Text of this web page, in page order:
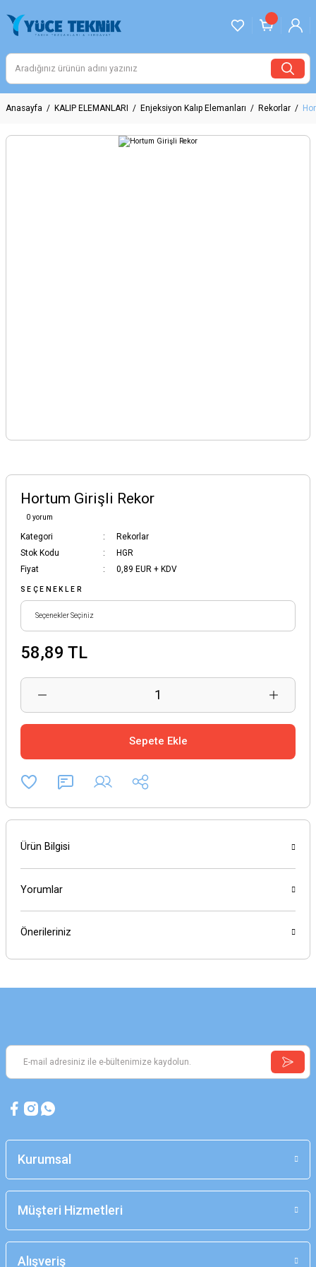
Anasayfa KALIP ELEMANLARI Enjeksiyon Kalıp Elemanları Rekorlar
Hortum Girişli Rekor
0 yorum
Kategori
Rekorlar
Stok Kodu
HGR
Fiyat
0,89 EUR + KDV
SEÇENEKLER
58,89 TL
Sepete Ekle
Ürün Bilgisi
Yorumlar
Önerileriniz
Kurumsal
Müşteri Hizmetleri
Alışveriş